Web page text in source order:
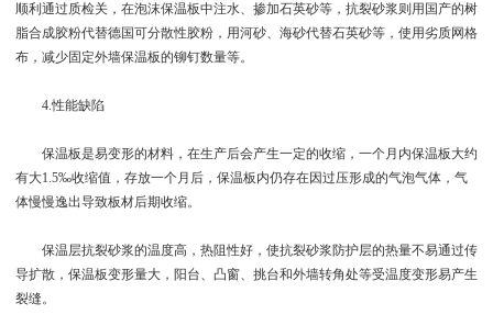
顺利通过质检关，在泡沫保温板中注水、掺加石英砂等，抗裂砂浆则用国产的树
脂合成胶粉代替德国可分散性胶粉，用河砂、海砂代替石英砂等，使用劣质网格
布，减少固定外墙保温板的铆钉数量等。
4.性能缺陷
保温板是易变形的材料，在生产后会产生一定的收缩，一个月内保温板大约
有大1.5‰收缩值，存放一个月后，保温板内仍存在因过压形成的气泡气体，气
体慢慢逸出导致板材后期收缩。
保温层抗裂砂浆的温度高，热阻性好，使抗裂砂浆防护层的热量不易通过传
导扩散，保温板变形量大，阳台、凸窗、挑台和外墙转角处等受温度变形易产生
裂缝。